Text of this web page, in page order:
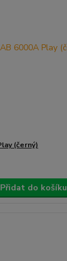
(černý)
Přidat do košíku